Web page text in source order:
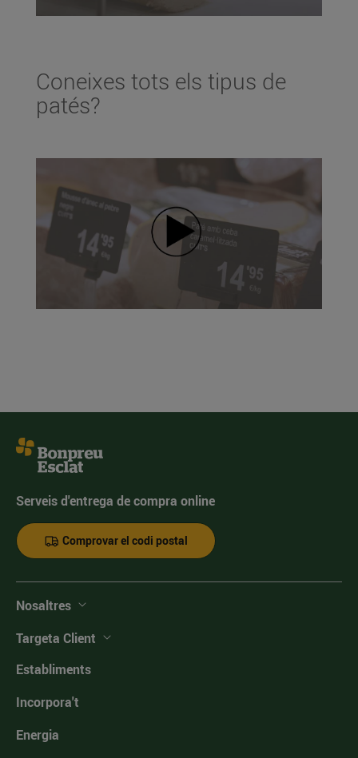
Coneixes tots els tipus de
patés?
Serveis d'entrega de compra online
Comprovar el codi postal
Nosaltres
Targeta Client
Establiments
Incorpora't
Energia